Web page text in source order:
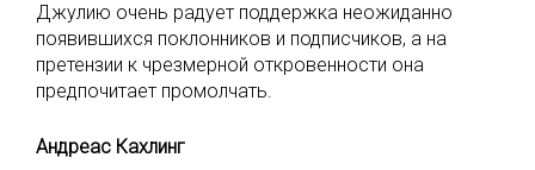
Джулию очень радует поддержка неожиданно
появившихся поклонников и подписчиков, а на
претензии к чрезмерной откровенности она
предпочитает промолчать.
Андреас Кахлинг